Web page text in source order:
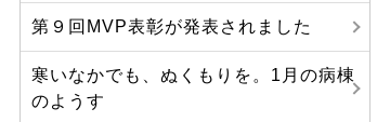
第９回MVP表彰が発表されました
寒いなかでも、ぬくもりを。1月の病棟
のようす